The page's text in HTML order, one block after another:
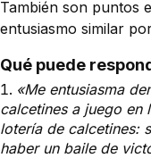
También son puntos
entusiasmo similar
Qué puede
«Me entusiasma
calcetines a juego en
lotería de calcetines:
haber un baile de